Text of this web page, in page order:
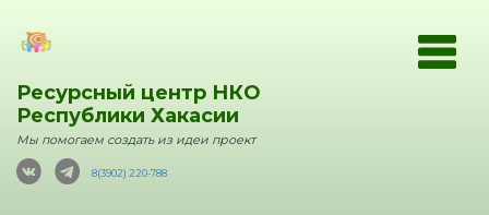
Ресурсный центр НКО
Республики Хакасии
Мы помогаем создать из идеи проект
8(3902) 220-788